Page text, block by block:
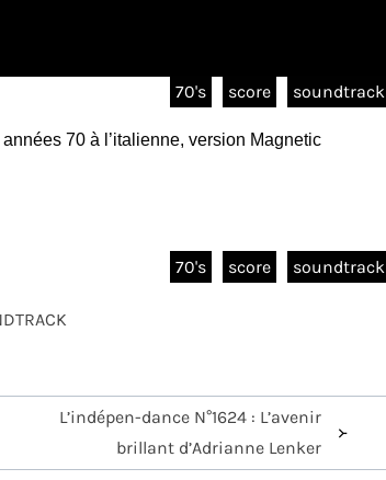
70's score soundtrack
70 à l’italienne, version Magnetic
70's score soundtrack
L’indépen-dance N°1624 : L’avenir
brillant d’Adrianne Lenker